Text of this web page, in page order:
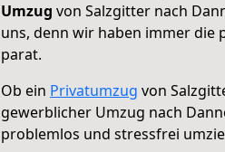
Umzug von Salzgitter nach
uns, denn wir haben immer die
parat.
Ob ein Privatumzug von
gewerblicher Umzug nach
problemlos und stressfrei